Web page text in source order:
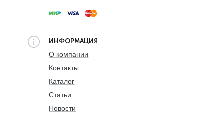
ИНФОРМАЦИЯ
О компании
Контакты
Каталог
Статьи
Новости